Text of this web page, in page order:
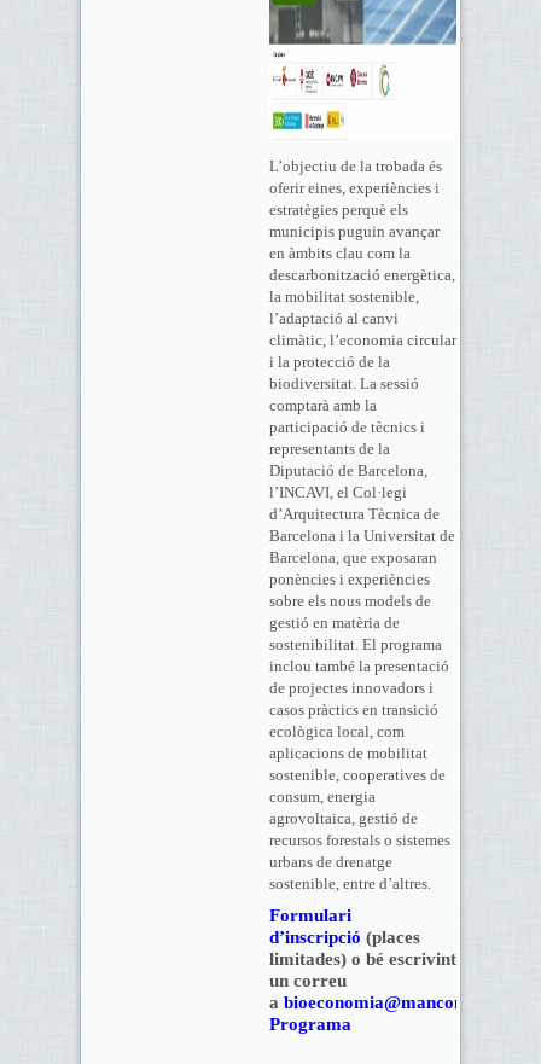
L’objectiu de la trobada és
oferir eines, experiències i
estratègies perquè els
municipis puguin avançar
en àmbits clau com la
descarbonització energètica,
la mobilitat sostenible,
l’adaptació al canvi
climàtic, l’economia circular
i la protecció de la
biodiversitat. La sessió
comptarà amb la
participació de tècnics i
representants de la
Diputació de Barcelona,
l’INCAVI, el Col·legi
d’Arquitectura Tècnica de
Barcelona i la Universitat de
Barcelona, que exposaran
ponències i experiències
sobre els nous models de
gestió en matèria de
sostenibilitat. El programa
inclou també la presentació
de projectes innovadors i
casos pràctics en transició
ecològica local, com
aplicacions de mobilitat
sostenible, cooperatives de
consum, energia
agrovoltaica, gestió de
recursos forestals o sistemes
urbans de drenatge
sostenible, entre d’altres.
Formulari
d’inscripció (places
limitades) o bé escrivint
un correu
a
Programa